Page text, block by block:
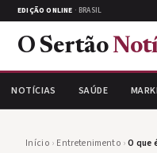
EDIÇÃO ONLINE · BRASIL
O Sertão
NOTÍCIAS SAÚDE
Início › Entretenimento ›O que